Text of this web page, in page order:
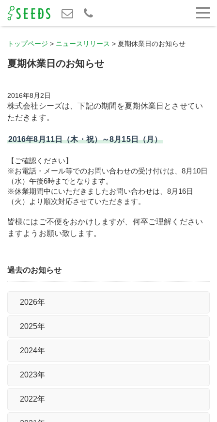
トップページ > ニュースリリース > 夏期休業日のお知らせ
夏期休業日のお知らせ
2016年8月2日
株式会社シーズは、下記の期間を夏期休業日とさせてい
ただきます。
2016年8月11日（木・祝）～8月15日（月）
【ご確認ください】
※お電話・メール等でのお問い合わせの受け付けは、8月10日
（水）午後6時までとなります。
※休業期間中にいただきましたお問い合わせは、8月16日
（火）より順次対応させていただきます。
皆様にはご不便をおかけしますが、何卒ご理解ください
ますようお願い致します。
過去のお知らせ
2026年
2025年
2024年
2023年
2022年